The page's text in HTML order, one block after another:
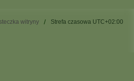
witryny Strefa czasowa UTC+02:00